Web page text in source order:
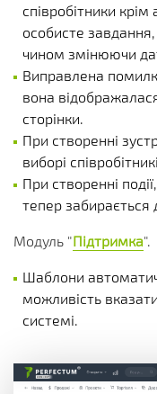
співробітники
особисте
чином змінюючи
Виправлена
вона
сторінки.
При створенні
виборі
При створенні
тепер забирається
Модуль "Підтримка".
Шаблони
можливість
системі.